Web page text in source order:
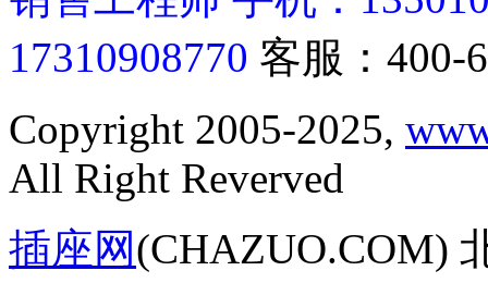
17310908770 客服：400-
Copyright 2005-2025,
All Right Reverved
插座网(CHAZUO.COM)